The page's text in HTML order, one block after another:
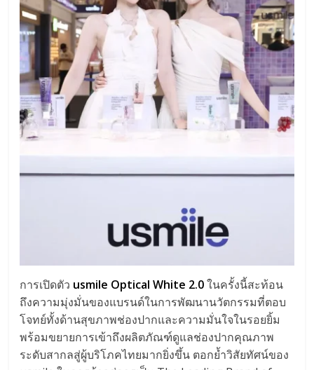
การเปิดตัว usmile Optical White 2.0ในครั้งนี้สะท้อน
ถึงความมุ่งมั่นของแบรนด์ในการพัฒนานวัตกรรมที่ตอบ
โจทย์ทั้งด้านสุขภาพช่องปากและความมั่นใจในรอยยิ้ม
พร้อมขยายการเข้าถึงผลิตภัณฑ์ดูแลช่องปากคุณภาพ
ระดับสากลสู่ผู้บริโภคไทยมากยิ่งขึ้น ตอกย้ำวิสัยทัศน์ของ